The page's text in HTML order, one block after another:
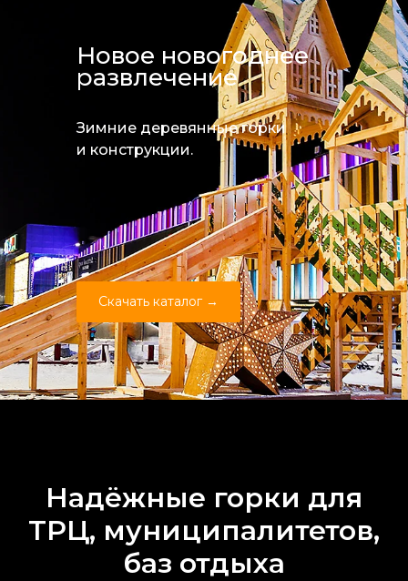
Новое новогоднее
развлечение
Зимние деревянные горки
и конструкции.
Скачать каталог →
Надёжные горки для
ТРЦ, муниципалитетов,
баз отдыха